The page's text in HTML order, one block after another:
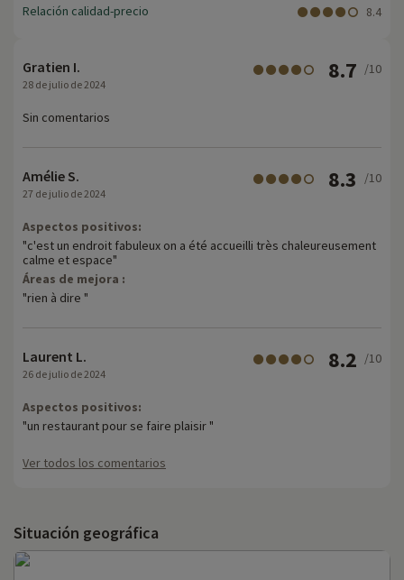
Relación calidad-precio
8.4
Gratien I.
28 de julio de 2024
8.7 /10
Sin comentarios
Amélie S.
27 de julio de 2024
8.3 /10
Aspectos positivos:
"c'est un endroit fabuleux on a été accueilli très chaleureusement
calme et espace"
Áreas de mejora :
"rien à dire "
Laurent L.
26 de julio de 2024
8.2 /10
Aspectos positivos:
"un restaurant pour se faire plaisir "
Ver todos los comentarios
Situación geográfica